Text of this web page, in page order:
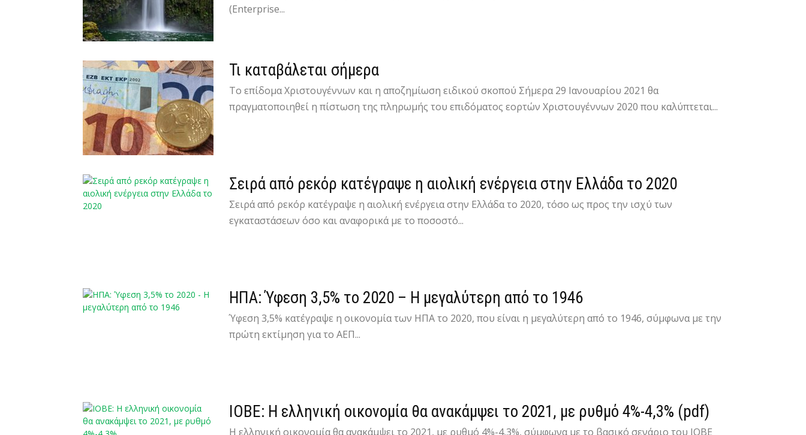
(Enterprise...
Τι καταβάλεται σήμερα
Το επίδομα Χριστουγέννων και η αποζημίωση ειδικού σκοπού Σήμερα 29 Ιανουαρίου 2021 θα
πραγματοποιηθεί η πίστωση της πληρωμής του επιδόματος εορτών Χριστουγέννων 2020 που καλύπτεται...
Σειρά από ρεκόρ κατέγραψε η αιολική ενέργεια στην Ελλάδα το 2020
Σειρά από ρεκόρ κατέγραψε η αιολική ενέργεια στην Ελλάδα το 2020, τόσο ως προς την ισχύ των
εγκαταστάσεων όσο και αναφορικά με το ποσοστό...
ΗΠΑ: Ύφεση 3,5% το 2020 – Η μεγαλύτερη από το 1946
Ύφεση 3,5% κατέγραψε η οικονομία των ΗΠΑ το 2020, που είναι η μεγαλύτερη από το 1946, σύμφωνα με την
πρώτη εκτίμηση για το ΑΕΠ...
ΙΟΒΕ: Η ελληνική οικονομία θα ανακάμψει το 2021, με ρυθμό 4%-4,3% (pdf)
Η ελληνική οικονομία θα ανακάμψει το 2021, με ρυθμό 4%-4,3%, σύμφωνα με το βασικό σενάριο του ΙΟΒΕ